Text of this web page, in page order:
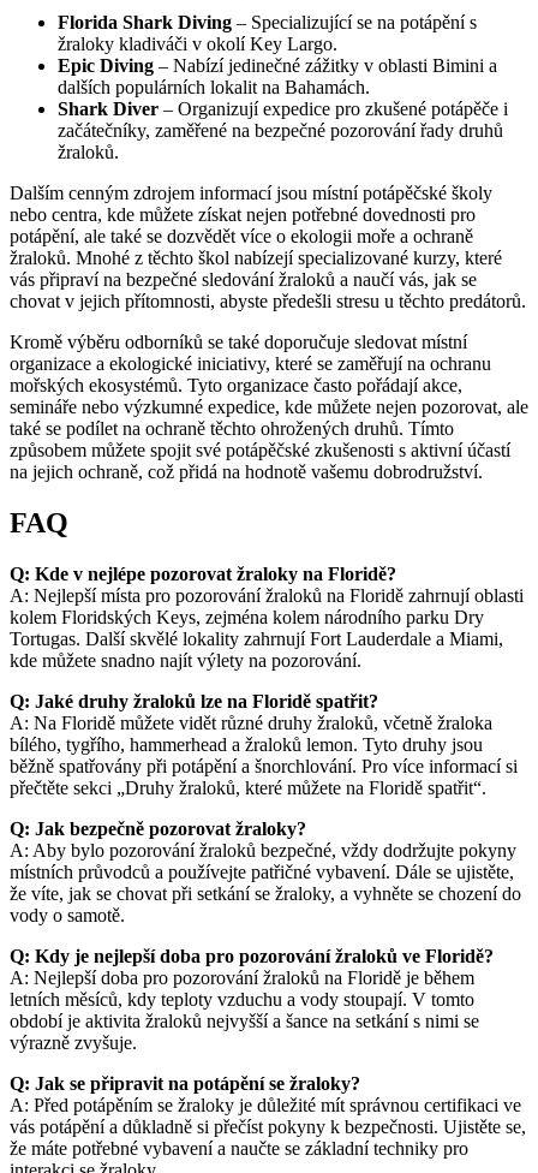
Florida Shark Diving – Specializující se na potápění s
žraloky kladiváči v okolí Key Largo.
Epic Diving – Nabízí jedinečné zážitky v oblasti Bimini a
dalších populárních lokalit na Bahamách.
Shark Diver – Organizují expedice pro zkušené potápěče i
začátečníky, zaměřené na bezpečné pozorování řady druhů
žraloků.
Dalším cenným zdrojem informací jsou místní potápěčské školy
nebo centra, kde můžete získat nejen potřebné dovednosti pro
potápění, ale také se dozvědět více o ekologii moře a ochraně
žraloků. Mnohé z těchto škol nabízejí specializované kurzy, které
vás připraví na bezpečné sledování žraloků a naučí vás, jak se
chovat v jejich přítomnosti, abyste předešli stresu u těchto predátorů.
Kromě výběru odborníků se také doporučuje sledovat místní
organizace a ekologické iniciativy, které se zaměřují na ochranu
mořských ekosystémů. Tyto organizace často pořádají akce,
semináře nebo výzkumné expedice, kde můžete nejen pozorovat, ale
také se podílet na ochraně těchto ohrožených druhů. Tímto
způsobem můžete spojit své potápěčské zkušenosti s aktivní účastí
na jejich ochraně, což přidá na hodnotě vašemu dobrodružství.
FAQ
Q: Kde v nejlépe pozorovat žraloky na Floridě?
A: Nejlepší místa pro pozorování žraloků na Floridě zahrnují oblasti
kolem Floridských Keys, zejména kolem národního parku Dry
Tortugas. Další skvělé lokality zahrnují Fort Lauderdale a Miami,
kde můžete snadno najít výlety na pozorování.
Q: Jaké druhy žraloků lze na Floridě spatřit?
A: Na Floridě můžete vidět různé druhy žraloků, včetně žraloka
bílého, tygřího, hammerhead a žraloků lemon. Tyto druhy jsou
běžně spatřovány při potápění a šnorchlování. Pro více informací si
přečtěte sekci „Druhy žraloků, které můžete na Floridě spatřit“.
Q: Jak bezpečně pozorovat žraloky?
A: Aby bylo pozorování žraloků bezpečné, vždy dodržujte pokyny
místních průvodců a používejte patřičné vybavení. Dále se ujistěte,
že víte, jak se chovat při setkání se žraloky, a vyhněte se chození do
vody o samotě.
Q: Kdy je nejlepší doba pro pozorování žraloků ve Floridě?
A: Nejlepší doba pro pozorování žraloků na Floridě je během
letních měsíců, kdy teploty vzduchu a vody stoupají. V tomto
období je aktivita žraloků nejvyšší a šance na setkání s nimi se
výrazně zvyšuje.
Q: Jak se připravit na potápění se žraloky?
A: Před potápěním se žraloky je důležité mít správnou certifikaci ve
vás potápění a důkladně si přečíst pokyny k bezpečnosti. Ujistěte se,
že máte potřebné vybavení a naučte se základní techniky pro